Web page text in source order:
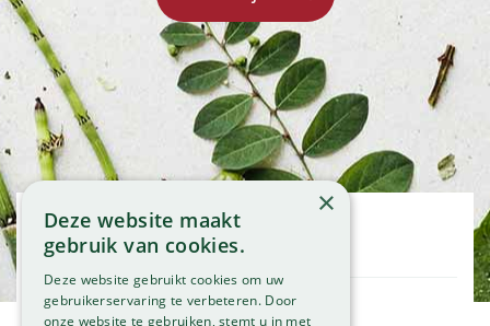
Openingstijden
Maandag
Dinsdag
×
Deze website maakt
gebruik van cookies.
Deze website gebruikt cookies om uw
gebruikerservaring te verbeteren. Door
onze website te gebruiken, stemt u in met